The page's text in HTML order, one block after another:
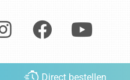
Direct bestellen